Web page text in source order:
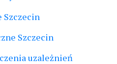
Szczecin
Szczecin
uzależnień